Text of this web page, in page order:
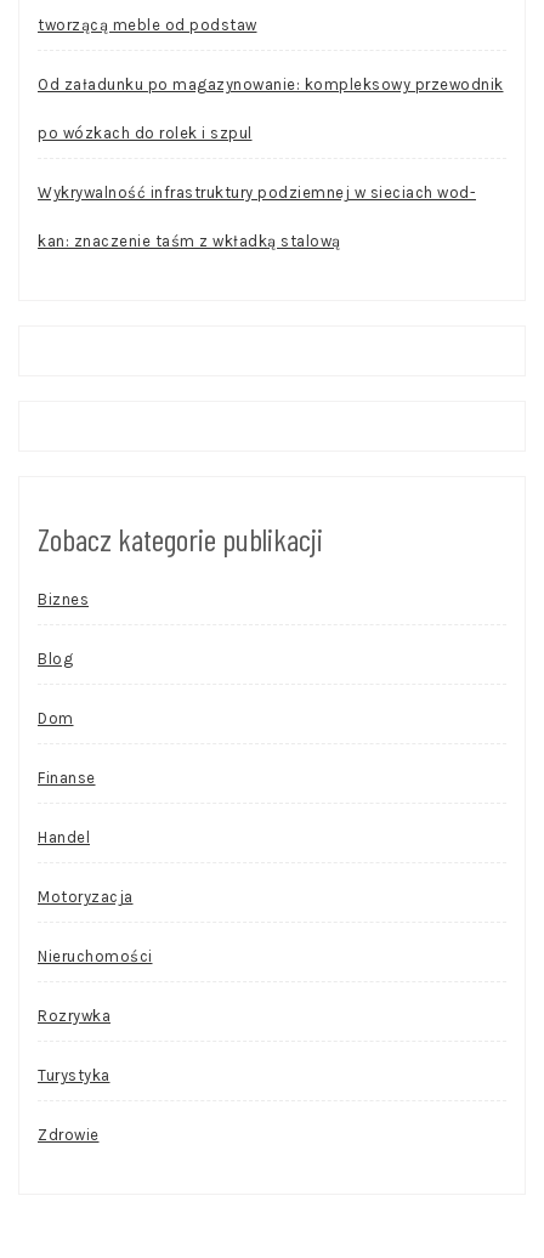
tworzącą meble od podstaw
Od załadunku po magazynowanie: kompleksowy przewodnik
po wózkach do rolek i szpul
Wykrywalność infrastruktury podziemnej w sieciach wod-
kan: znaczenie taśm z wkładką stalową
Zobacz kategorie publikacji
Biznes
Blog
Dom
Finanse
Handel
Motoryzacja
Nieruchomości
Rozrywka
Turystyka
Zdrowie